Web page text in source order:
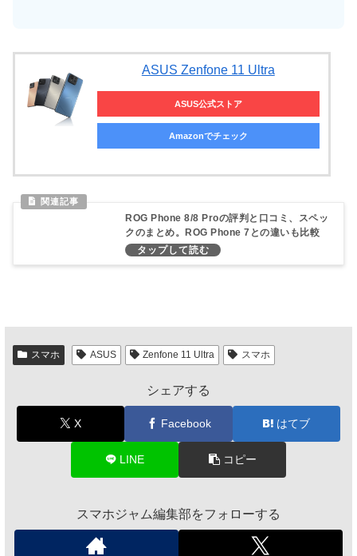
ASUS Zenfone 11 Ultra
ASUS公式ストア
Amazonでチェック
ROG Phone 8/8 Proの評判と口コミ、スペッ
クのまとめ。ROG Phone 7との違いも比較
スマホ ASUS Zenfone 11 Ultra スマホ
シェアする
X Facebook はてブ
LINE コピー
スマホジャム編集部をフォローする